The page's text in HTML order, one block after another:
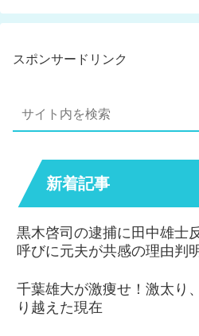
スポンサードリンク
新着記事
黒木啓司の逮捕に田中雄士
呼びに元夫が共感の理由判
千葉雄大が激痩せ！激太り
り越えた現在